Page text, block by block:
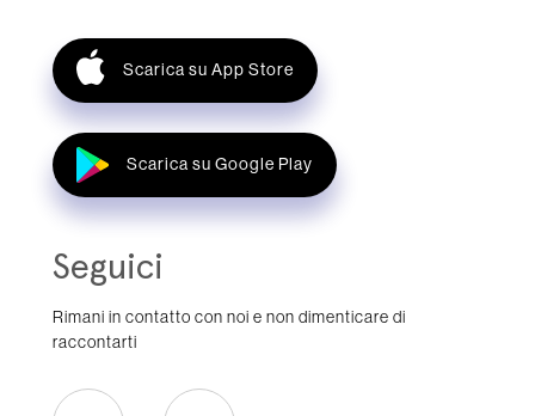
Scarica su App Store
Scarica su Google Play
Seguici
Rimani in contatto con noi e non dimenticare di
raccontarti